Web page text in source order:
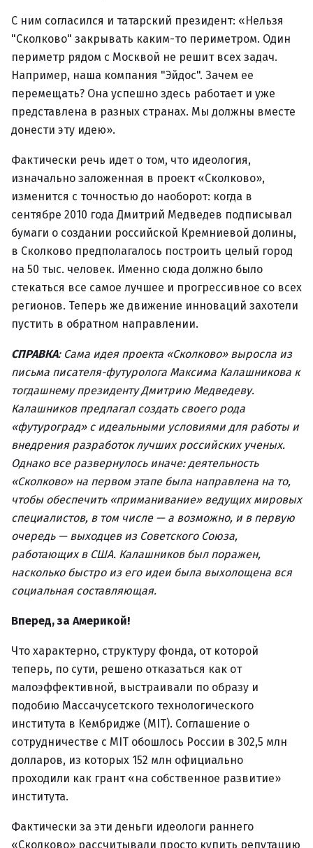
С ним согласился и татарский президент: «Нельзя
"Сколково" закрывать каким-то периметром. Один
периметр рядом с Москвой не решит всех задач.
Например, наша компания "Эйдос". Зачем ее
перемещать? Она успешно здесь работает и уже
представлена в разных странах. Мы должны вместе
донести эту идею».
Фактически речь идет о том, что идеология,
изначально заложенная в проект «Сколково»,
изменится с точностью до наоборот: когда в
сентябре 2010 года Дмитрий Медведев подписывал
бумаги о создании российской Кремниевой долины,
в Сколково предполагалось построить целый город
на 50 тыс. человек. Именно сюда должно было
стекаться все самое лучшее и прогрессивное со всех
регионов. Теперь же движение инноваций захотели
пустить в обратном направлении.
СПРАВКА: Сама идея проекта «Сколково» выросла из
письма писателя-футуролога Максима Калашникова к
тогдашнему президенту Дмитрию Медведеву.
Калашников предлагал создать своего рода
«футуроград» с идеальными условиями для работы и
внедрения разработок лучших российских ученых.
Однако все развернулось иначе: деятельность
«Сколково» на первом этапе была направлена на то,
чтобы обеспечить «приманивание» ведущих мировых
специалистов, в том числе — а возможно, и в первую
очередь — выходцев из Советского Союза,
работающих в США. Калашников был поражен,
насколько быстро из его идеи была выхолощена вся
социальная составляющая.
Вперед, за Америкой!
Что характерно, структуру фонда, от которой
теперь, по сути, решено отказаться как от
малоэффективной, выстраивали по образу и
подобию Массачусетского технологического
института в Кембридже (MIT). Соглашение о
сотрудничестве с MIT обошлось России в 302,5 млн
долларов, из которых 152 млн официально
проходили как грант «на собственное развитие»
института.
Фактически за эти деньги идеологи раннего
«Сколково» рассчитывали просто купить репутацию